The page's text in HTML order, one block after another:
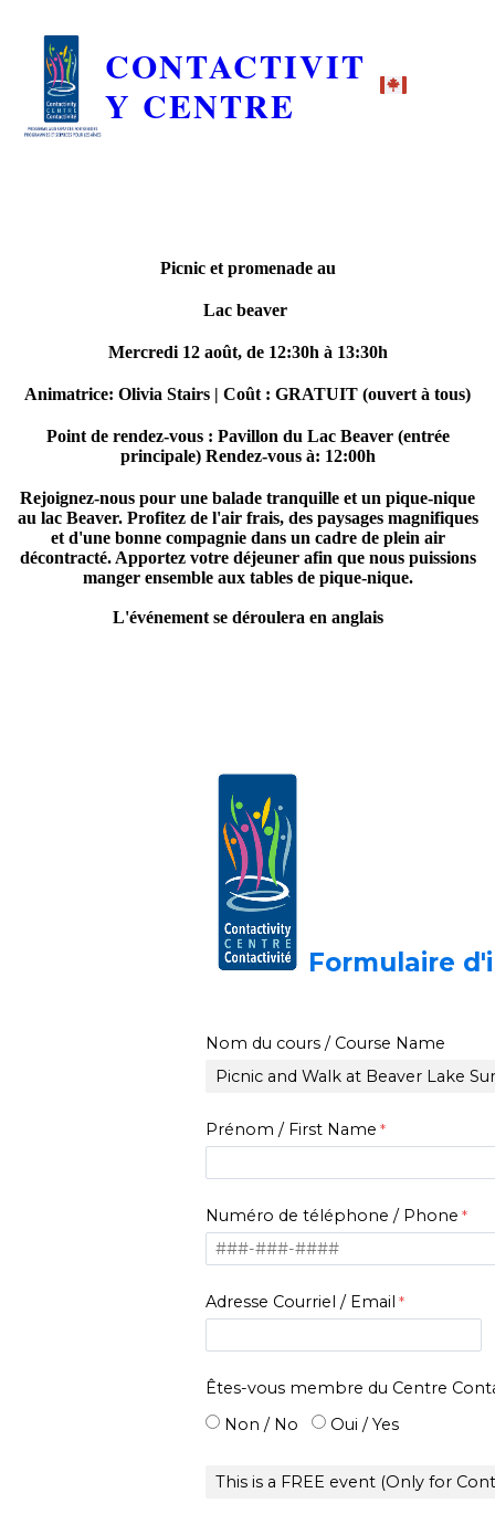
CONTACTIVIT
Y CENTRE
Picnic et promenade au
Lac beaver
Mercredi 12 août, de 12:30h à 13:30h
Animatrice: Olivia Stairs | Coût : GRATUIT (ouvert à tous)
Point de rendez-vous : Pavillon du Lac Beaver (entrée
principale) Rendez-vous à: 12:00h
Rejoignez-nous pour une balade tranquille et un pique-nique
au lac Beaver. Profitez de l'air frais, des paysages magnifiques
et d'une bonne compagnie dans un cadre de plein air
décontracté. Apportez votre déjeuner afin que nous puissions
manger ensemble aux tables de pique-nique.
L'événement se déroulera en anglais